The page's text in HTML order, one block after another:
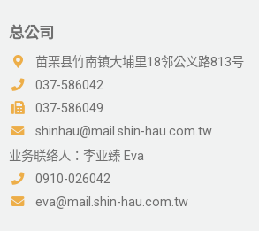
总公司
苗栗县竹南镇大埔里18邻公义路813号
037-586042
037-586049
shinhau@mail.shin-hau.com.tw
业务联络人：李亚臻 Eva
0910-026042
eva@mail.shin-hau.com.tw